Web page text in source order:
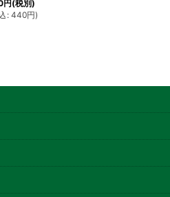
円(税別)
: 440円)